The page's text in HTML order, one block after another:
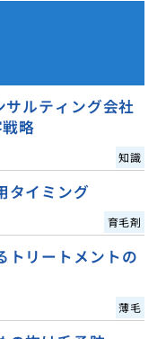
ルティング会社
略
知識
タイミング
育毛剤
トリートメントの
薄毛